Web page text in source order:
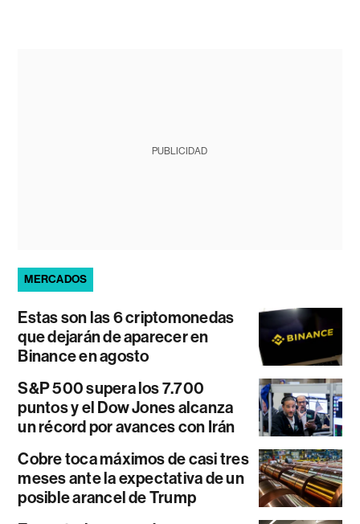
PUBLICIDAD
MERCADOS
Estas son las 6 criptomonedas
que dejarán de aparecer en
Binance en agosto
S&P 500 supera los 7.700
puntos y el Dow Jones alcanza
un récord por avances con Irán
Cobre toca máximos de casi tres
meses ante la expectativa de un
posible arancel de Trump